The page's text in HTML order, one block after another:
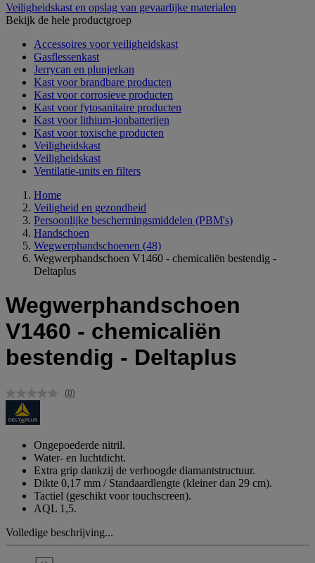
Veiligheidskast en opslag van gevaarlijke materialen
Bekijk de hele productgroep
Accessoires voor veiligheidskast
Gasflessenkast
Jerrycan en plunjerkan
Kast voor brandbare producten
Kast voor corrosieve producten
Kast voor fytosanitaire producten
Kast voor lithium-ionbatterijen
Kast voor toxische producten
Veiligheidskast
Veiligheidskast
Ventilatie-units en filters
Home
Veiligheid en gezondheid
Persoonlijke beschermingsmiddelen (PBM's)
Handschoen
Wegwerphandschoenen (48)
Wegwerphandschoen V1460 - chemicaliën bestendig -
Deltaplus
Wegwerphandschoen
V1460 - chemicaliën
bestendig - Deltaplus
Geen
(0)
Ongepoederde nitril.
Water- en luchtdicht.
Extra grip dankzij de verhoogde diamantstructuur.
Dikte 0,17 mm / Standaardlengte (kleiner dan 29 cm).
Tactiel (geschikt voor touchscreen).
AQL 1,5.
Volledige beschrijving...